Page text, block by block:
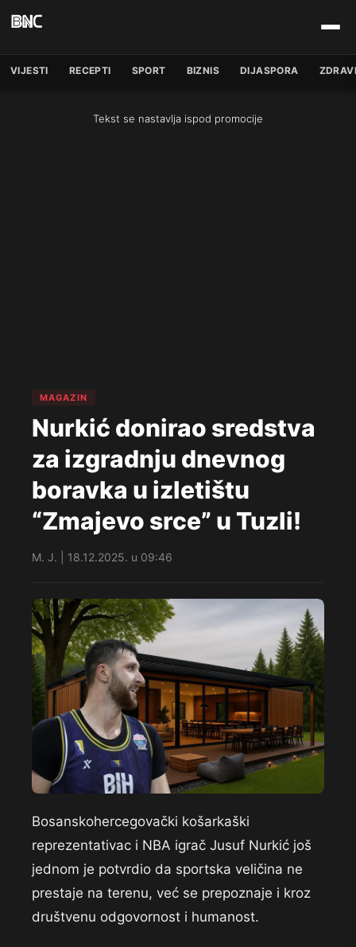
VIJESTI RECEPTI SPORT BIZNIS DIJASPORA
Tekst se nastavlja ispod promocije
MAGAZIN
Nurkić donirao sredstva
za izgradnju dnevnog
boravka u izletištu
“Zmajevo srce” u Tuzli!
M. J. | 18.12.2025. u 09:46
Bosanskohercegovački košarkaški
reprezentativac i NBA igrač Jusuf Nurkić još
jednom je potvrdio da sportska veličina ne
prestaje na terenu, već se prepoznaje i kroz
društvenu odgovornost i humanost.